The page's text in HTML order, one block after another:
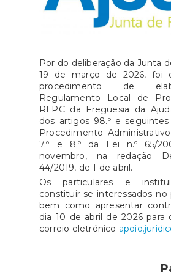
Por do deliberação da Junta
19 de março de 2026, foi
procedimento de
Regulamento Local de
RLPC da Freguesia da
dos artigos 98.º e
Procedimento
7.º e 8.º da Lei n.º 65/
novembro, na redação
44/2019, de 1 de abril.
Os particulares e
constituir-se interessados
bem como apresentar
dia 10 de abril de 2026 para
correio eletrónico